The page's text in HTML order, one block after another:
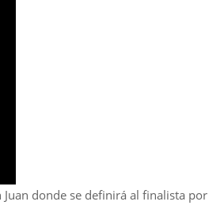
donde se definirá al finalista